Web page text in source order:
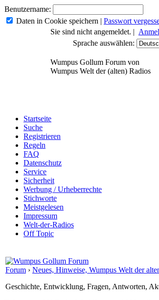
Benutzername:
Daten in Cookie speichern | Passwort
Sie sind nicht angemeldet. |
Sprache auswählen:
Wumpus Gollum Forum von
Wumpus Welt der (alten) Radios
Startseite
Suche
Registrieren
Regeln
FAQ
Datenschutz
Service
Sicherheit
Werbung / Urheberrechte
Stichworte
Meistgelesen
Impressum
Welt-der-Radios
Off Topic
Forum › Neues, Hinweise, Wumpus Welt der
Geschichte, Entwicklung, Fragen, Antworten,